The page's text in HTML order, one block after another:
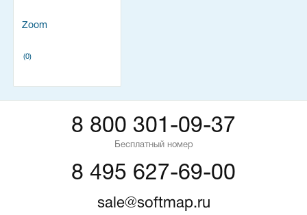
Zoom
(0)
8 800 301-09-37
Бесплатный номер
8 495 627-69-00
sale@softmap.ru